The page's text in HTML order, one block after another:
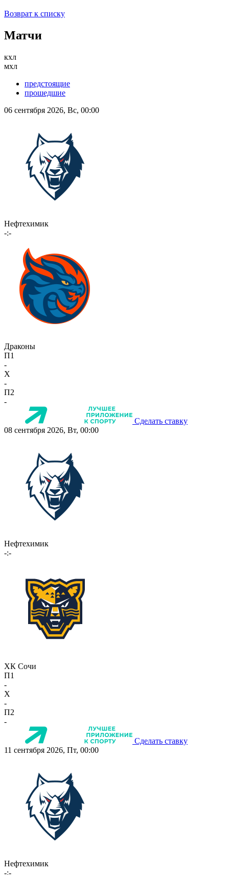
Возврат к списку
Матчи
кхл
мхл
предстоящие
прошедшие
06 сентября 2026, Вс, 00:00
Нефтехимик
-:-
Драконы
П1
-
X
-
П2
-
Сделать ставку
08 сентября 2026, Вт, 00:00
Нефтехимик
-:-
ХК Сочи
П1
-
X
-
П2
-
Сделать ставку
11 сентября 2026, Пт, 00:00
Нефтехимик
-:-